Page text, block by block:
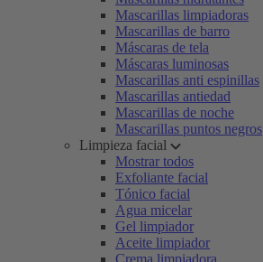
Mascarillas limpiadoras
Mascarillas de barro
Máscaras de tela
Máscaras luminosas
Mascarillas anti espinillas
Mascarillas antiedad
Mascarillas de noche
Mascarillas puntos negros
Limpieza facial
Mostrar todos
Exfoliante facial
Tónico facial
Agua micelar
Gel limpiador
Aceite limpiador
Crema limpiadora